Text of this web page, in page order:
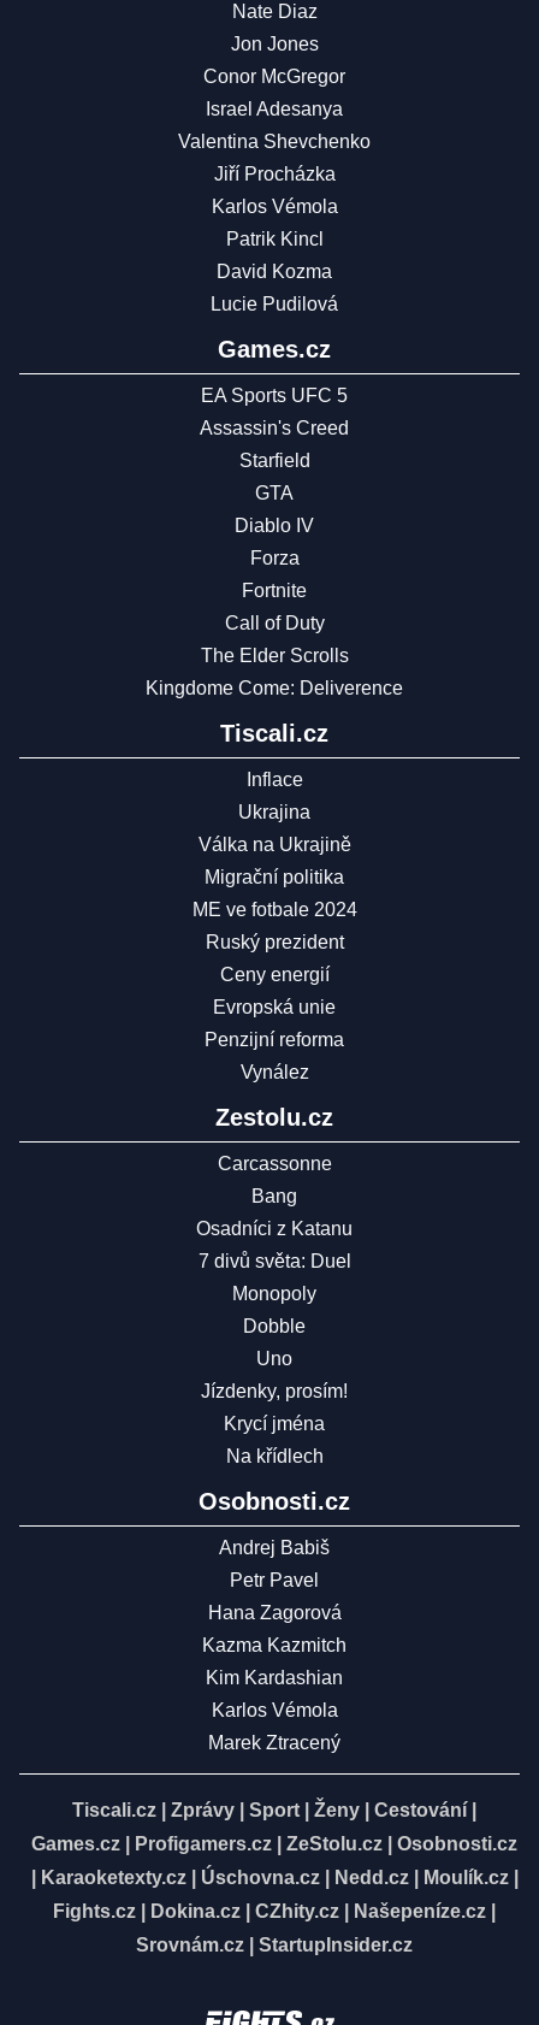
Nate Diaz
Jon Jones
Conor McGregor
Israel Adesanya
Valentina Shevchenko
Jiří Procházka
Karlos Vémola
Patrik Kincl
David Kozma
Lucie Pudilová
Games.cz
EA Sports UFC 5
Assassin's Creed
Starfield
GTA
Diablo IV
Forza
Fortnite
Call of Duty
The Elder Scrolls
Kingdome Come: Deliverence
Tiscali.cz
Inflace
Ukrajina
Válka na Ukrajině
Migrační politika
ME ve fotbale 2024
Ruský prezident
Ceny energií
Evropská unie
Penzijní reforma
Vynález
Zestolu.cz
Carcassonne
Bang
Osadníci z Katanu
7 divů světa: Duel
Monopoly
Dobble
Uno
Jízdenky, prosím!
Krycí jména
Na křídlech
Osobnosti.cz
Andrej Babiš
Petr Pavel
Hana Zagorová
Kazma Kazmitch
Kim Kardashian
Karlos Vémola
Marek Ztracený
Tiscali.cz Zprávy Sport Ženy Cestování
Games.cz
Profigamers.cz ZeStolu.cz
Osobnosti.cz
Karaoketexty.cz| Úschovna.cz| Nedd.cz| Moulík.cz|
Fights.cz
Dokina.cz CZhity.cz Našepeníze.cz
Srovnám.cz
StartupInsider.cz